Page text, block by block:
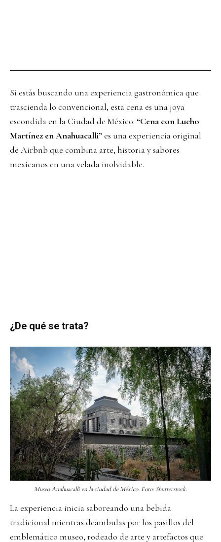
Si estás buscando una experiencia gastronómica que
trascienda lo convencional, esta cena es una joya
escondida en la Ciudad de México. “Cena con Lucho
Martínez en Anahuacalli” es una experiencia original
de Airbnb que combina arte, historia y sabores
mexicanos en una velada inolvidable.
¿De qué se trata?
Museo Anahuacalli en la ciudad de México. Foto: Shutterstock.
La experiencia inicia saboreando una bebida
tradicional mientras deambulas por los pasillos del
emblemático museo, rodeado de arte y artefactos que